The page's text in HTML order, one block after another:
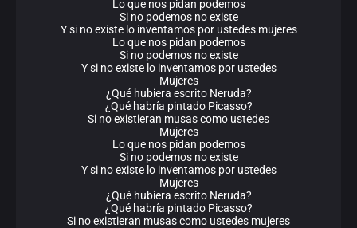
Lo que nos pidan podemos
Si no podemos no existe
Y si no existe lo inventamos por ustedes mujeres
Lo que nos pidan podemos
Si no podemos no existe
Y si no existe lo inventamos por ustedes
Mujeres
¿Qué hubiera escrito Neruda?
¿Qué habría pintado Picasso?
Si no existieran musas como ustedes
Mujeres
Lo que nos pidan podemos
Si no podemos no existe
Y si no existe lo inventamos por ustedes
Mujeres
¿Qué hubiera escrito Neruda?
¿Qué habría pintado Picasso?
Si no existieran musas como ustedes mujeres